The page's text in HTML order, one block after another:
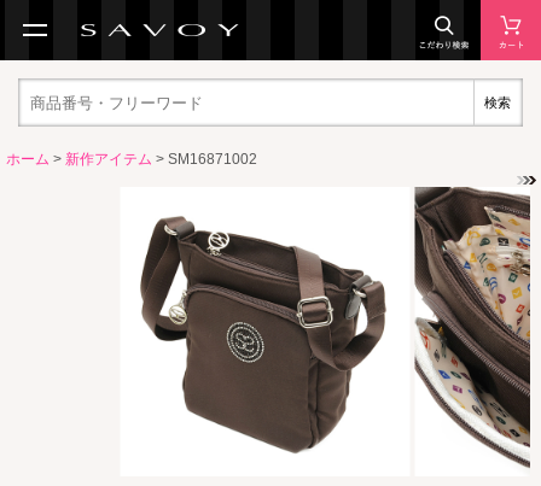
検索
ホーム > 新作アイテム > SM16871002